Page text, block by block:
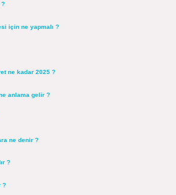
için ne yapmalı ?
ne kadar 2025 ?
anlama gelir ?
ne denir ?
?
?